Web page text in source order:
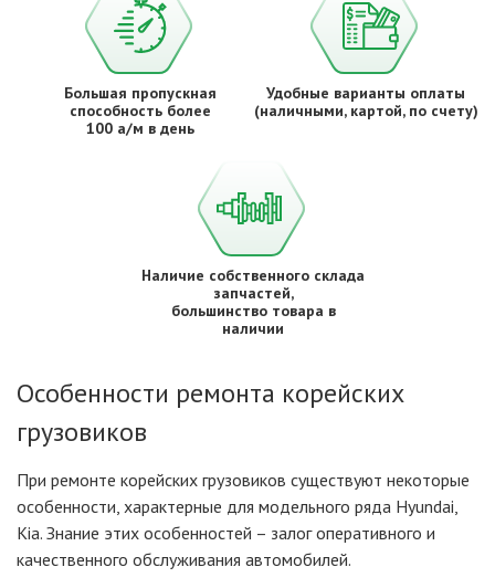
Большая пропускная
способность более
100 а/м в день
Удобные варианты оплаты
(наличными, картой, по счету)
Наличие собственного склада
запчастей,
большинство товара в
наличии
Особенности ремонта корейских
грузовиков
При ремонте корейских грузовиков существуют некоторые
особенности, характерные для модельного ряда Hyundai,
Kia. Знание этих особенностей – залог оперативного и
качественного обслуживания автомобилей.